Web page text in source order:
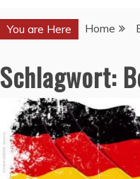
You are Here Home
Schlagwort: